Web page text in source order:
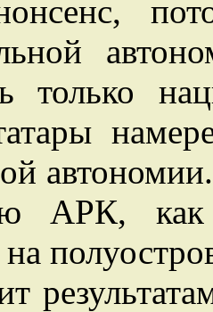
только
АРК, как